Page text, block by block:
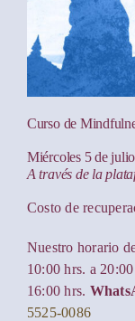
Curso de
Miércoles 5 de
A través de la
Costo de
Nuestro horario
10:00 hrs. a
16:00 hrs.
5525-0086